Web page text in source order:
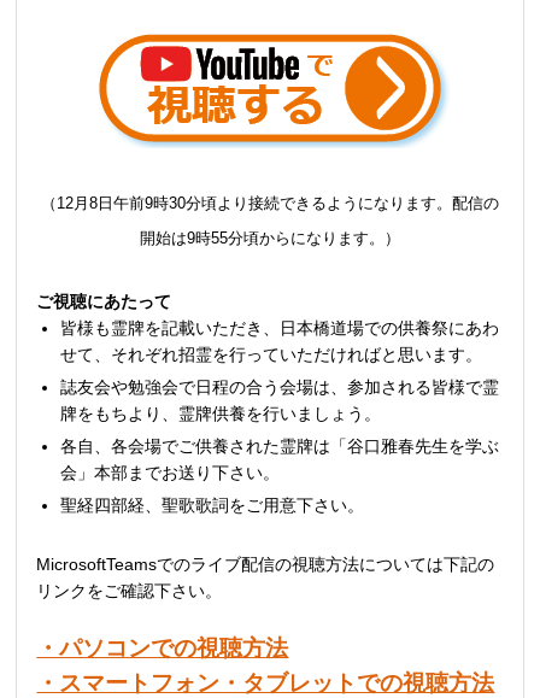
（12月8日午前9時30分頃より接続できるようになります。配信の
開始は9時55分頃からになります。）
ご視聴にあたって
皆様も霊牌を記載いただき、日本橋道場での供養祭にあわ
せて、それぞれ招霊を行っていただければと思います。
誌友会や勉強会で日程の合う会場は、参加される皆様で霊
牌をもちより、霊牌供養を行いましょう。
各自、各会場でご供養された霊牌は「谷口雅春先生を学ぶ
会」本部までお送り下さい。
聖経四部経、聖歌歌詞をご用意下さい。
MicrosoftTeamsでのライブ配信の視聴方法については下記の
リンクをご確認下さい。
・パソコンでの視聴方法
・スマートフォン・タブレットでの視聴方法